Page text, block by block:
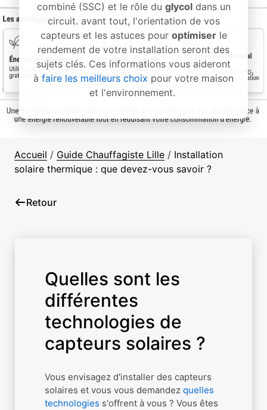
combiné (SSC) et le rôle du glycoldans un
circuit. avant tout, l'orientation de vos
capteurs et les astuces pour optimiserle
rendement de votre installation seront des
sujets clés. Ces informations vous aideront
à faire les meilleurs choix pour votre maison
et l'environnement.
Accueil / Guide Chauffagiste Lille / Installation
solaire thermique : que devez-vous savoir ?
Retour
Quelles sont les
différentes
technologies de
capteurs solaires ?
Vous envisagez d'installer des capteurs
solaires et vous vous demandez quelles
technologies s'offrent à vous ? Vous êtes